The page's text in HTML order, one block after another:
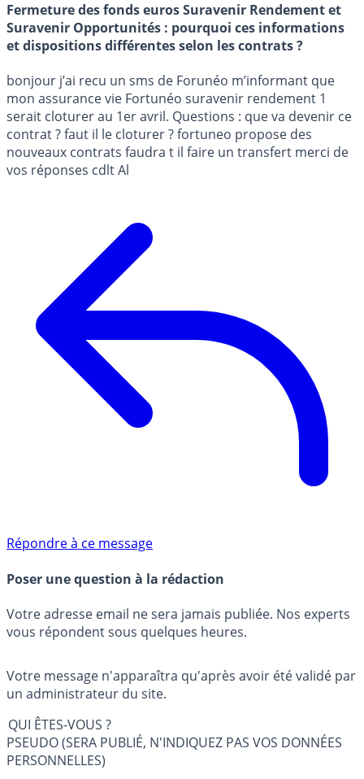
Fermeture des fonds euros Suravenir Rendement et
Suravenir Opportunités : pourquoi ces informations
et dispositions différentes selon les contrats ?
bonjour j’ai recu un sms de Forunéo m’informant que
mon assurance vie Fortunéo suravenir rendement 1
serait cloturer au 1er avril. Questions : que va devenir ce
contrat ? faut il le cloturer ? fortuneo propose des
nouveaux contrats faudra t il faire un transfert merci de
vos réponses cdlt Al
Répondre à ce message
Poser une question à la rédaction
Votre adresse email ne sera jamais publiée. Nos experts
vous répondent sous quelques heures.
Votre message n'apparaîtra qu'après avoir été validé par
un administrateur du site.
QUI ÊTES-VOUS ?
PSEUDO (SERA PUBLIÉ, N'INDIQUEZ PAS VOS DONNÉES
PERSONNELLES)